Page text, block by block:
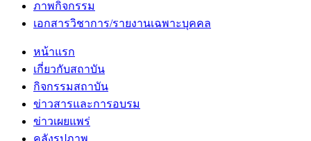
ภาพกิจกรรม
เอกสารวิชาการ/รายงานเฉพาะบุคคล
หน้าแรก
เกี่ยวกับสถาบัน
กิจกรรมสถาบัน
ข่าวสารและการอบรม
ข่าวเผยแพร่